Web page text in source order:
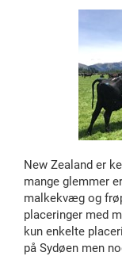
New Zealand er
mange glemmer
malkekvæg og
placeringer med
kun enkelte
på Sydøen men